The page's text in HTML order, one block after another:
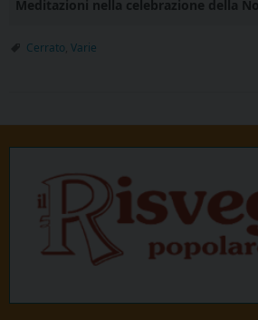
Meditazioni nella celebrazione della
Cerrato Varie